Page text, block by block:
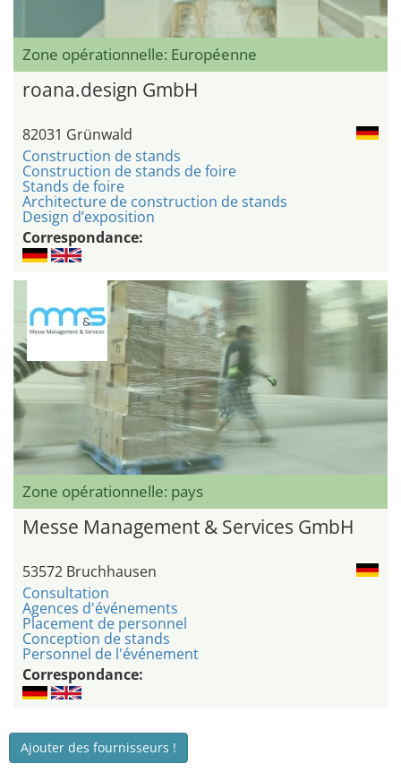
Zone opérationnelle: Européenne
roana.design GmbH
82031 Grünwald
Construction de stands
Construction de stands de foire
Stands de foire
Architecture de construction de stands
Design d’exposition
Correspondance:
Zone opérationnelle: pays
Messe Management & Services GmbH
53572 Bruchhausen
Consultation
Agences d'événements
Placement de personnel
Conception de stands
Personnel de l'événement
Correspondance:
Ajouter des fournisseurs !